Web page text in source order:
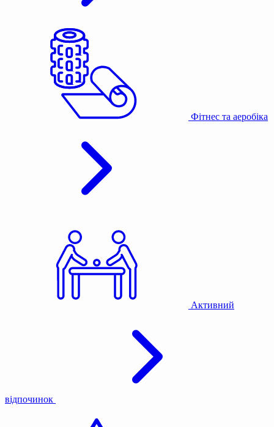
Фітнес та аеробіка
Активний
відпочинок